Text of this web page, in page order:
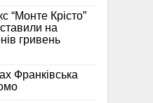
“Монте Крісто”
на
гривень
Франківська